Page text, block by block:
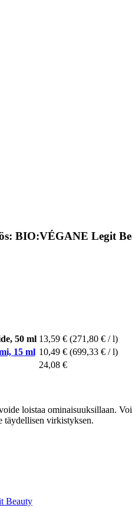
BIO:VÉGANE Legit
50 ml 13,59 € (271,80 € / l)
15 ml 10,49 € (699,33 € / l)
24,08 €
loistaa ominaisuuksillaan.
täydellisen virkistyksen.
Beauty